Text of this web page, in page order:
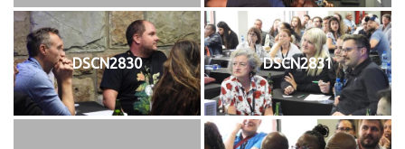
DSCN2830 DSCN2831